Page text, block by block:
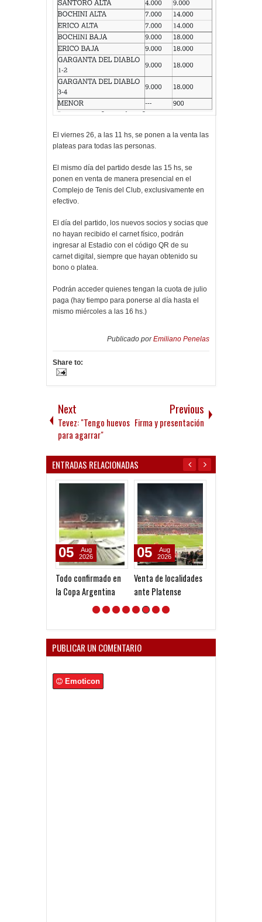
El viernes 26, a las 11 hs, se ponen a la venta las
plateas para todas las personas.
El mismo día del partido desde las 15 hs, se
ponen en venta de manera presencial en el
Complejo de Tenis del Club, exclusivamente en
efectivo.
El día del partido, los nuevos socios y socias que
no hayan recibido el carnet físico, podrán
ingresar al Estadio con el código QR de su
carnet digital, siempre que hayan obtenido su
bono o platea.
Podrán acceder quienes tengan la cuota de julio
paga (hay tiempo para ponerse al día hasta el
mismo miércoles a las 16 hs.)
Publicado porEmiliano Penelas
Share to:
Next
Tevez: "Tengo huevos
para agarrar"
Previous
Firma y presentación
ENTRADAS RELACIONADAS
Todo confirmado en
la Copa Argentina
05
Aug
2026
Venta de localidades
ante Platense
05
Aug
2026
PUBLICAR UN COMENTARIO
Emoticon